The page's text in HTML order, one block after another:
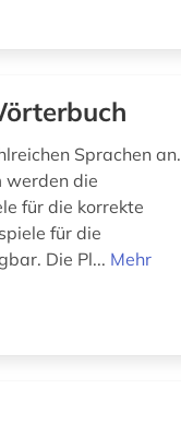
Sprachen an.
werden die
für die korrekte
für die
Die Pl... Mehr